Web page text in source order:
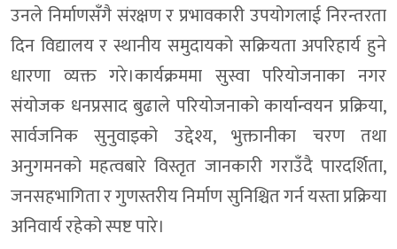
उनले निर्माणसँगै संरक्षण र प्रभावकारी उपयोगलाई निरन्तरता
दिन विद्यालय र स्थानीय समुदायको सक्रियता अपरिहार्य हुने
धारणा व्यक्त गरे।कार्यक्रममा सुस्वा परियोजनाका नगर
संयोजक धनप्रसाद बुढाले परियोजनाको कार्यान्वयन प्रक्रिया,
सार्वजनिक सुनुवाइको उद्देश्य, भुक्तानीका चरण तथा
अनुगमनको महत्वबारे विस्तृत जानकारी गराउँदै पारदर्शिता,
जनसहभागिता र गुणस्तरीय निर्माण सुनिश्चित गर्न यस्ता प्रक्रिया
अनिवार्य रहेको स्पष्ट पारे।